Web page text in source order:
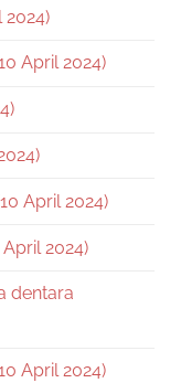
2024)
April 2024)
April 2024)
2024)
dentara
April 2024)